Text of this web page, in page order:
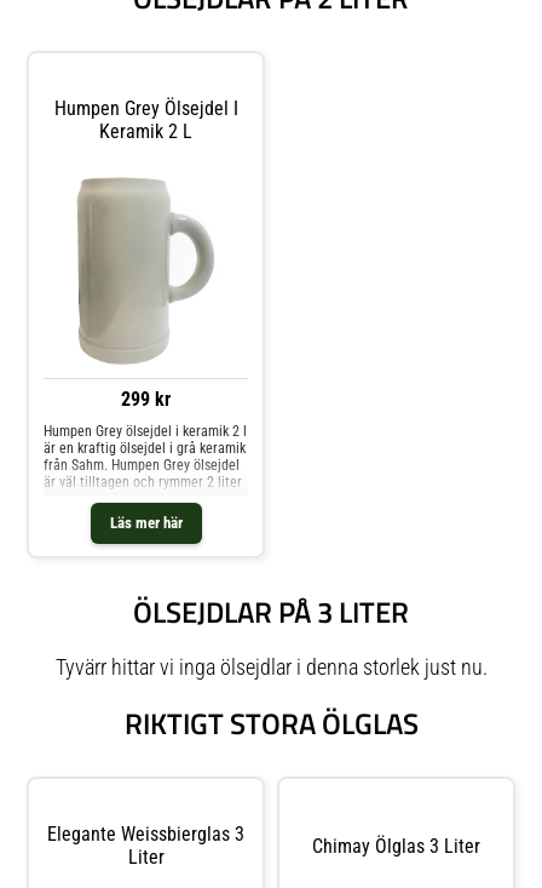
sidan sitter det en markering för 1
10 cm.
Weissbier-loggan är tryckt på
Humpen Grey Ölsejdel I
Keramik 2 L
299 kr
Läs mer här
Humpen Grey ölsejdel i keramik 2 l
är en kraftig ölsejdel i grå keramik
från Sahm. Humpen Grey ölsejdel
är väl tilltagen och rymmer 2 liter
öl som gör den till en proper
sejdel när man vill ha en rejäl öl!
Passar utmärkt till
Oktoberfest.Volym: 2 literHöjd:
ÖLSEJDLAR PÅ 3 LITER
Tyvärr hittar vi inga ölsejdlar i denna storlek just nu.
RIKTIGT STORA ÖLGLAS
Elegante Weissbierglas 3
Liter
Chimay Ölglas 3 Liter